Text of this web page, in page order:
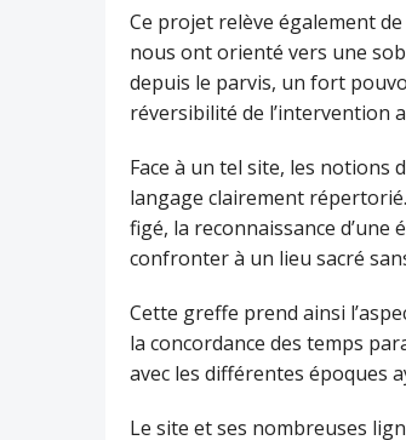
Ce projet relève également
nous ont orienté vers une
depuis le parvis, un fort
réversibilité de l’intervention
Face à un tel site, les
langage clairement
figé, la reconnaissance d’une
confronter à un lieu sacré
Cette greffe prend ainsi
la concordance des temps
avec les différentes époques
Le site et ses nombreuses